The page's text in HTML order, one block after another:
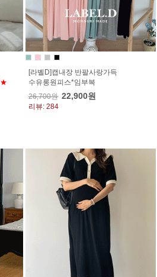
[라벨D]캡내장 반팔사랑가득
수유롱원피스*임부복
26,700원 22,900원
리뷰: 284